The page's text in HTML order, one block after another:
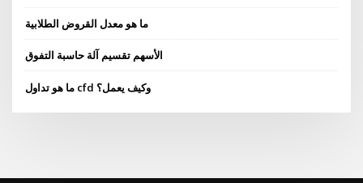
ما هو معدل القروض الطلابية
الأسهم تقسيم آلة حاسبة التفوق
ما هو تداول cfd وكيف يعمل؟